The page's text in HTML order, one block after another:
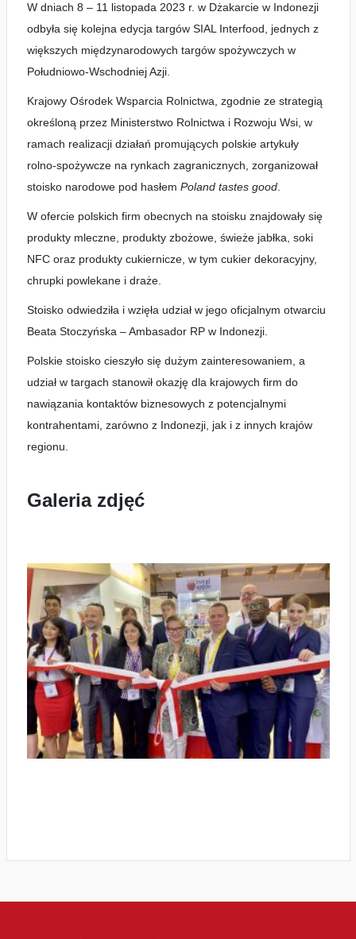
W dniach 8 – 11 listopada 2023 r. w Dżakarcie w Indonezji
odbyła się kolejna edycja targów SIAL Interfood, jednych z
większych międzynarodowych targów spożywczych w
Południowo-Wschodniej Azji.
Krajowy Ośrodek Wsparcia Rolnictwa, zgodnie ze strategią
określoną przez Ministerstwo Rolnictwa i Rozwoju Wsi, w
ramach realizacji działań promujących polskie artykuły
rolno-spożywcze na rynkach zagranicznych, zorganizował
stoisko narodowe pod hasłem Poland tastes good.
W ofercie polskich firm obecnych na stoisku znajdowały się
produkty mleczne, produkty zbożowe, świeże jabłka, soki
NFC oraz produkty cukiernicze, w tym cukier dekoracyjny,
chrupki powlekane i draże.
Stoisko odwiedziła i wzięła udział w jego oficjalnym otwarciu
Beata Stoczyńska – Ambasador RP w Indonezji.
Polskie stoisko cieszyło się dużym zainteresowaniem, a
udział w targach stanowił okazję dla krajowych firm do
nawiązania kontaktów biznesowych z potencjalnymi
kontrahentami, zarówno z Indonezji, jak i z innych krajów
regionu.
Galeria zdjęć